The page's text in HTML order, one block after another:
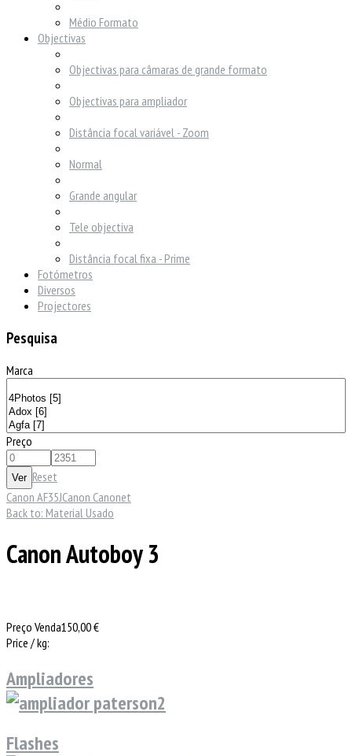
Médio Formato
Objectivas
Objectivas para câmaras de grande formato
Objectivas para ampliador
Distância focal variável - Zoom
Normal
Grande angular
Tele objectiva
Distância focal fixa - Prime
Fotómetros
Diversos
Projectores
Pesquisa
Marca
Preço
Reset
Canon AF35JCanon Canonet
Back to: Material Usado
Canon Autoboy 3
Preço Venda150,00 €
Price / kg:
Ampliadores
Flashes